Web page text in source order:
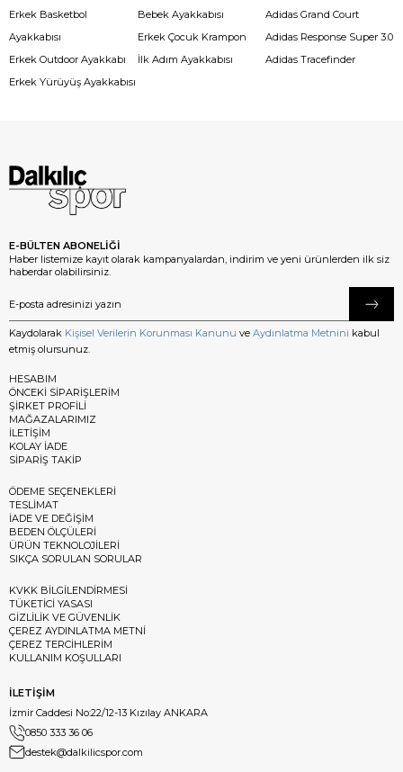
Erkek Basketbol
Ayakkabısı
Erkek Outdoor Ayakkabı
Erkek Yürüyüş Ayakkabısı
Bebek Ayakkabısı
Erkek Çocuk Krampon
İlk Adım Ayakkabısı
Adidas Grand Court
Adidas Response Super 3.0
Adidas Tracefinder
E-BÜLTEN ABONELİĞİ
Haber listemize kayıt olarak kampanyalardan, indirim ve yeni ürünlerden ilk siz
haberdar olabilirsiniz.
Kaydolarak Kişisel Verilerin Korunması Kanunu ve Aydınlatma Metnini kabul
etmiş olursunuz.
HESABIM
ÖNCEKİ SİPARİŞLERİM
ŞİRKET PROFİLİ
MAĞAZALARIMIZ
İLETİŞİM
KOLAY İADE
SİPARİŞ TAKİP
ÖDEME SEÇENEKLERİ
TESLİMAT
İADE VE DEĞİŞİM
BEDEN ÖLÇÜLERİ
ÜRÜN TEKNOLOJİLERİ
SIKÇA SORULAN SORULAR
KVKK BİLGİLENDİRMESİ
TÜKETİCİ YASASI
GİZLİLİK VE GÜVENLİK
ÇEREZ AYDINLATMA METNİ
ÇEREZ TERCİHLERİM
KULLANIM KOŞULLARI
İLETİŞİM
İzmir Caddesi No:22/12-13 Kızılay ANKARA
0850 333 36 06
destek@dalkilicspor.com